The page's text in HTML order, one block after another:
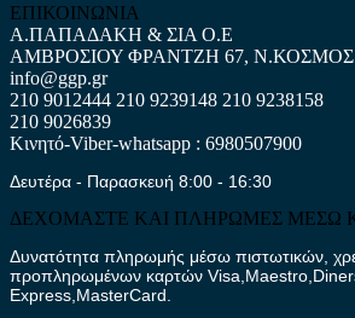
ΕΠΙΚΟΙΝΩΝΙΑ
Α.ΠΑΠΑΔΑΚΗ & ΣΙΑ Ο.Ε
ΑΜΒΡΟΣΙΟΥ ΦΡΑΝΤΖΗ 67, Ν.ΚΟΣΜΟΣ
info@ggp.gr
210 9012444 210 9239148 210 9238158
210 9026839
Κινητό-Viber-whatsapp : 6980507900
Δευτέρα - Παρασκευή 8:00 - 16:30
ΔΕΧΟΜΑΣΤΕ ΚΑΙ ΠΛΗΡΩΜΕΣ ΜΕΣΩ
Δυνατότητα πληρωμής μέσω πιστωτικών,
προπληρωμένων καρτών
Express,MasterCard.